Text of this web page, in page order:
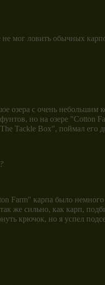
мог ловить обычных
с очень небольшим
но на озере "Cotton
Tackle Box", поймал его
карпа было
же сильно, как карп,
крючок, но я успел